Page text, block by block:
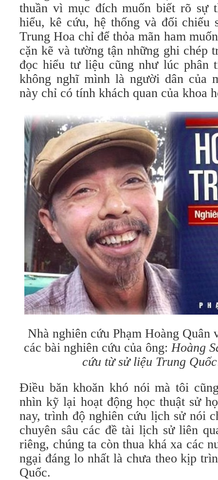
thuần vì mục đích muốn biết rõ sự
hiểu, kê cứu, hệ thống và đối chiếu
Trung Hoa chỉ để thỏa mãn ham
cặn kẽ và tường tận những ghi chép
đọc hiểu tư liệu cũng như lúc phân
không nghĩ mình là người dân của
này chỉ có tính khách quan của khoa
Nhà nghiên cứu Phạm Hoàng Quân
các bài nghiên cứu của ông:Hoàng
cứu từ sử liệu Trung Quốc
Điều băn khoăn khó nói mà tôi
nhìn kỹ lại hoạt động học thuật sử
nay, trình độ nghiên cứu lịch sử nói
chuyên sâu các đề tài lịch sử liên
riêng, chúng ta còn thua khá xa các
ngại đáng lo nhất là chưa theo kịp
Quốc.